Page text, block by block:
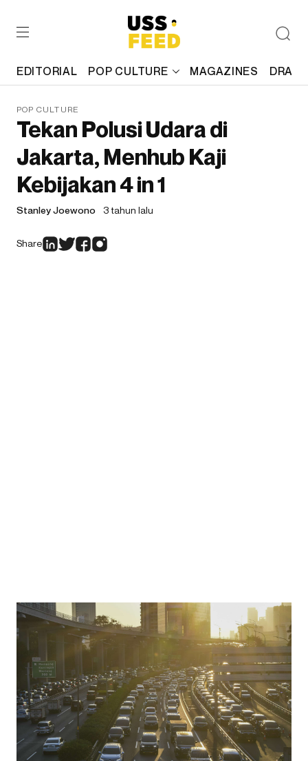
EDITORIAL POP CULTURE MAGAZINES
POP CULTURE
Tekan Polusi Udara di
Jakarta, Menhub Kaji
Kebijakan 4 in 1
Stanley Joewono 3 tahun lalu
Share